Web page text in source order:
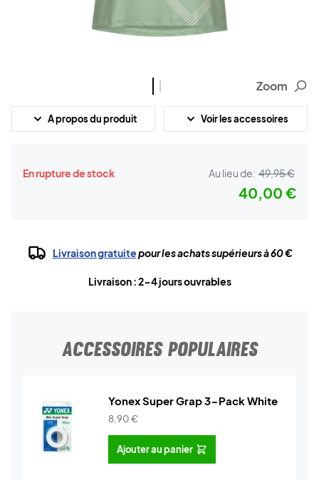
Zoom
A propos du produit Voir les accessoires
En rupture de stock Au lieu de: 49,95 €
40,00 €
Livraison gratuitepour les achats supérieurs à 60 €
Livraison : 2-4 jours ouvrables
ACCESSOIRES POPULAIRES
Yonex Super Grap 3-Pack White
8,90€
Ajouter au panier